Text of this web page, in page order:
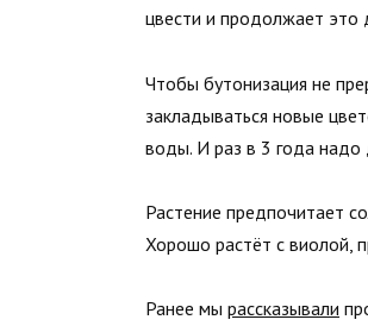
цвести и продолжает это
Чтобы бутонизация не
закладываться новые
воды. И раз в 3 года надо
Растение предпочитает
Хорошо растёт с виолой,
Ранее мы рассказывали